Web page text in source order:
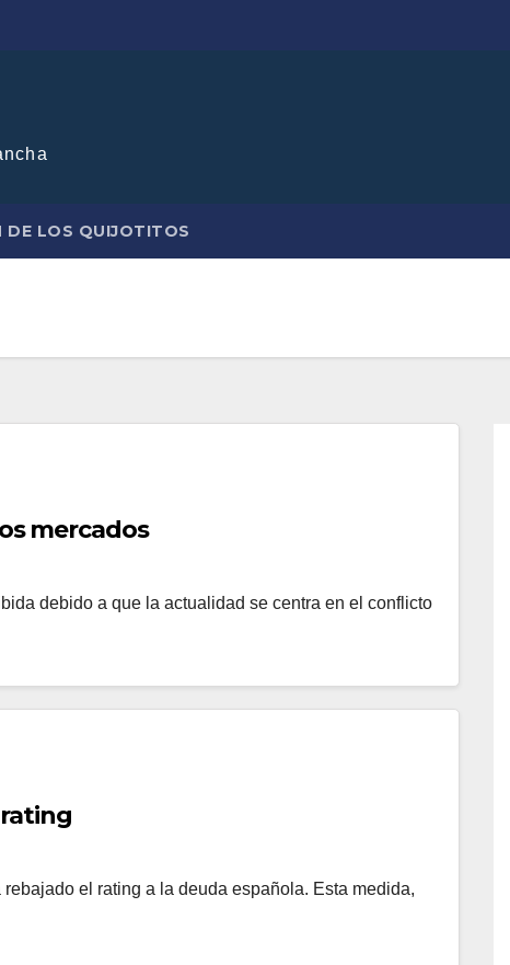
DE LOS QUIJOTITOS
mercados
debido a que la actualidad se centra en el conflicto
el rating a la deuda española. Esta medida,